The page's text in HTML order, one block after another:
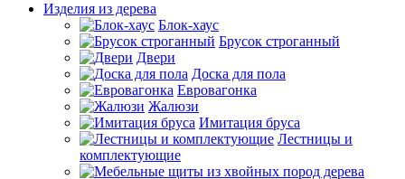
Изделия из дерева
Блок-хаус
Брусок строганный
Двери
Доска для пола
Евровагонка
Жалюзи
Имитация бруса
Лестницы и
комплектующие